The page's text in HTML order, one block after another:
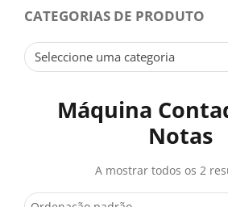
CATEGORIAS DE PRODUTO
Seleccione uma categoria
Máquina
Notas
A mostrar todos os 2